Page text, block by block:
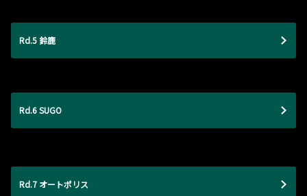
Rd.5 鈴鹿
Rd.6 SUGO
Rd.7 オートポリス